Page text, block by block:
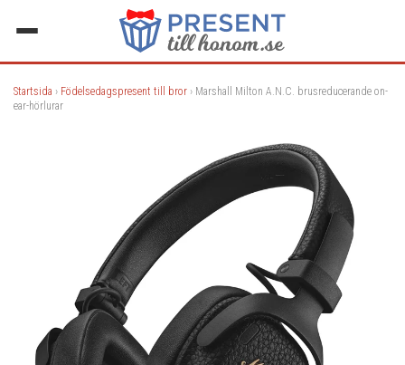
Startsida › Födelsedagspresent till bror › Marshall Milton A.N.C. brusreducerande on-
ear-hörlurar